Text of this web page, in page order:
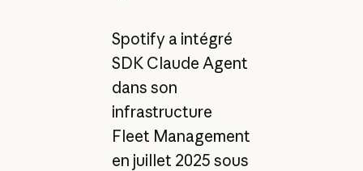
Spotify a intégré
SDK Claude Agent
dans son
infrastructure
Fleet Management
en juillet 2025 sous